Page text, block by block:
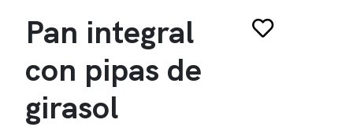
Pan integral
con pipas de
girasol